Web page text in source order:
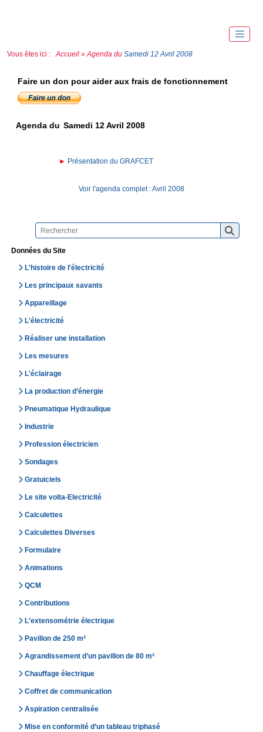
Vous êtes ici : Accueil » Agenda du Samedi 12 Avril 2008
Données du Site
L'histoire de l'électricité
Les principaux savants
Appareillage
L'électricité
Réaliser une installation
Les mesures
L'éclairage
La production d’énergie
Pneumatique Hydraulique
Industrie
Profession électricien
Sondages
Gratuiciels
Le site volta-Electricité
Calculettes
Calculettes Diverses
Formulaire
Animations
QCM
Contributions
L'extensométrie électrique
Pavillon de 250 m²
Agrandissement d’un pavillon de 80 m²
Chauffage électrique
Coffret de communication
Aspiration centralisée
Mise en conformité d’un tableau triphasé
Faire un don pour aider aux frais de fonctionnement
Agenda du Samedi 12 Avril 2008
► Présentation du GRAFCET
Voir l'agenda complet : Avril 2008